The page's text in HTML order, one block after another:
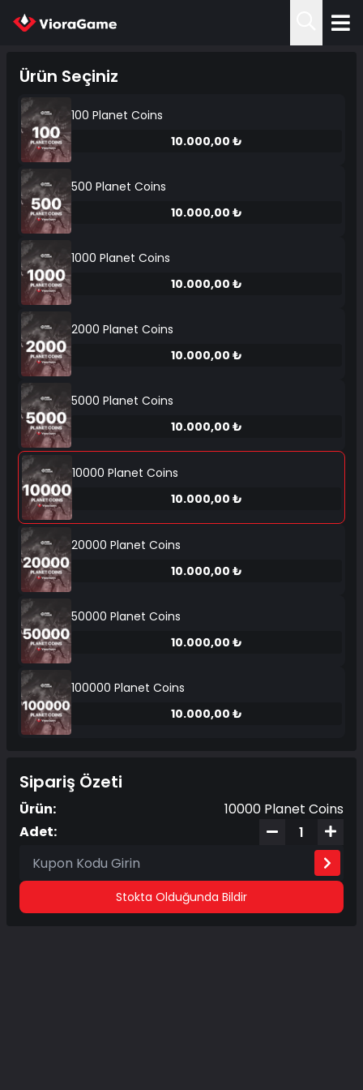
Ürün Seçiniz
100 Planet Coins
10.000,00 ₺
500 Planet Coins
10.000,00 ₺
1000 Planet Coins
10.000,00 ₺
2000 Planet Coins
10.000,00 ₺
5000 Planet Coins
10.000,00 ₺
10000 Planet Coins
10.000,00 ₺
20000 Planet Coins
10.000,00 ₺
50000 Planet Coins
10.000,00 ₺
100000 Planet Coins
10.000,00 ₺
Sipariş Özeti
Ürün:
10000 Planet Coins
Adet:
Stokta Olduğunda Bildir